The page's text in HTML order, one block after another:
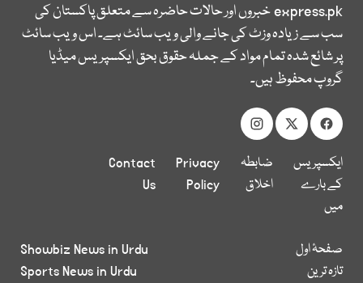
express.pkخبروں اور حالات حاضرہ سے متعلق پاکستان کی
سب سے زیادہ وزٹ کی جانے والی ویب سائٹ ہے۔ اس ویب سائٹ
پر شائع شدہ تمام مواد کے جملہ حقوق بحق ایکسپریس میڈیا
گروپ محفوظ ہیں۔
ایکسپریس
کے بارے
میں
ضابطہ
اخلاق
Privacy
Policy
Contact
Us
صفحۂ اول
تازہ ترین
Showbiz News in Urdu
Sports News in Urdu